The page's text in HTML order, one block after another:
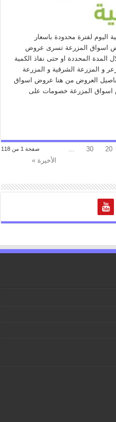
لفترة محدودة باسعار
اسواق المزرعة تسرى عروض
المدة المحددة او حتى نفاذ الكمية
و المزرعة الشرقية و المزرعة
العروض من هنا عروض اسواق
اسواق المزرعة خصومات على
صفحة 1 من 118 20
30
الأخيرة »